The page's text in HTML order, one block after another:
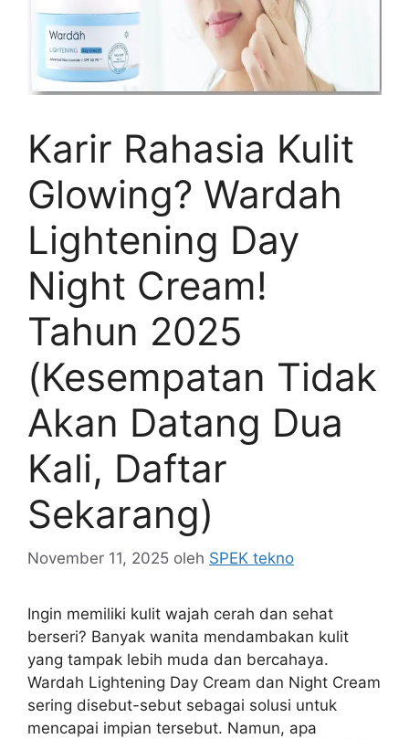
Karir Rahasia Kulit
Glowing? Wardah
Lightening Day
Night Cream!
Tahun 2025
(Kesempatan Tidak
Akan Datang Dua
Kali, Daftar
Sekarang)
November 11, 2025 oleh SPEK tekno
Ingin memiliki kulit wajah cerah dan sehat
berseri? Banyak wanita mendambakan kulit
yang tampak lebih muda dan bercahaya.
Wardah Lightening Day Cream dan Night Cream
sering disebut-sebut sebagai solusi untuk
mencapai impian tersebut. Namun, apa